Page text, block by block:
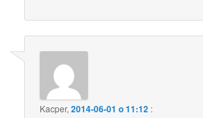
Kacper,2014-06-01 o 11:12 :